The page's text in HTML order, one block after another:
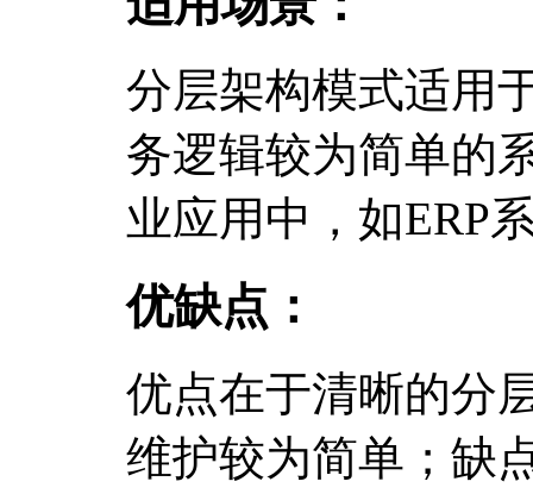
分层架构模式适用
务逻辑较为简单的
业应用中，如ERP
优缺点：
优点在于清晰的分
维护较为简单；缺